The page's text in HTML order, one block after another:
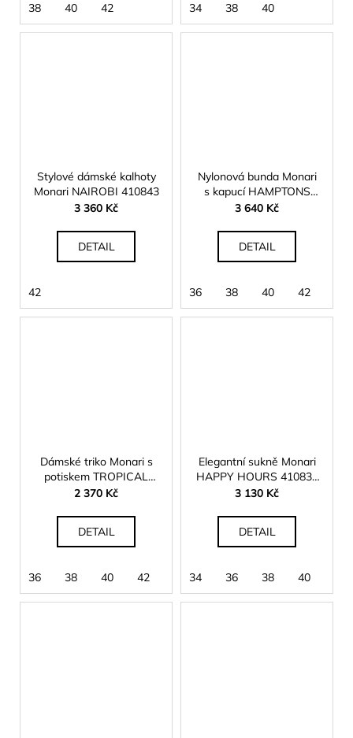
38 40 42 34 38 40
Stylové dámské kalhoty
Monari NAIROBI 410843
3 360 Kč
DETAIL
42
Nylonová bunda Monari
s kapucí HAMPTONS
410516
3 640 Kč
DETAIL
36 38 40 42
Dámské triko Monari s
potiskem TROPICAL
410700
2 370 Kč
DETAIL
36 38 40 42
Elegantní sukně Monari
HAPPY HOURS 410832
černá
3 130 Kč
DETAIL
34 36 38 40